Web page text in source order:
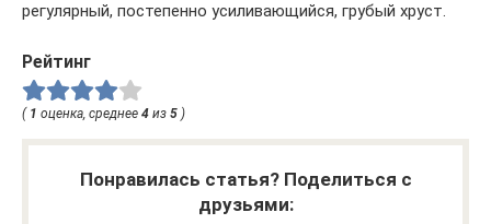
регулярный, постепенно усиливающийся, грубый хруст.
Рейтинг
( 1 оценка, среднее 4 из 5 )
Понравилась статья? Поделиться с
друзьями: